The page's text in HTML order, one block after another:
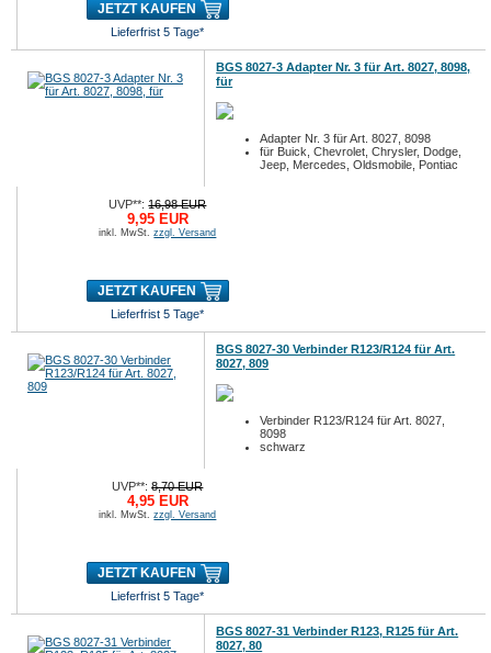
JETZT KAUFEN
Lieferfrist 5 Tage*
BGS 8027-3 Adapter Nr. 3 für Art. 8027, 8098,
für
Adapter Nr. 3 für Art. 8027, 8098
für Buick, Chevrolet, Chrysler, Dodge,
Jeep, Mercedes, Oldsmobile, Pontiac
UVP**:16,98 EUR
9,95 EUR
inkl. MwSt.zzgl. Versand
JETZT KAUFEN
Lieferfrist 5 Tage*
BGS 8027-30 Verbinder R123/R124 für Art.
8027, 809
Verbinder R123/R124 für Art. 8027,
8098
schwarz
UVP**:8,70 EUR
4,95 EUR
inkl. MwSt.zzgl. Versand
JETZT KAUFEN
Lieferfrist 5 Tage*
BGS 8027-31 Verbinder R123, R125 für Art.
8027, 80